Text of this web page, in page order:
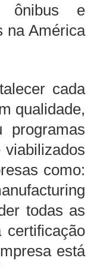
ônibus e
na América
cada
qualidade,
programas
como:
todas as
certificação
está